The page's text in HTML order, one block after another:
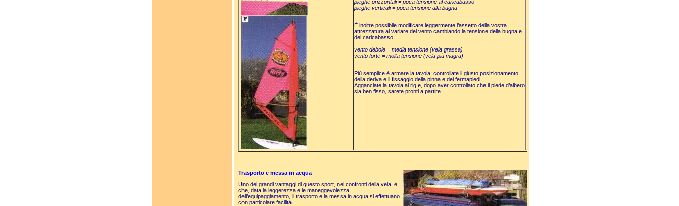
pieghe orizzontali = poca tensione al caricabasso
pieghe verticali = poca tensione alla bugna
È inoltre possibile modificare leggermente l’assetto della vostra
attrezzatura al variare del vento cambiando la tensione della bugna e
del caricabasso:
vento debole = media tensione (vela grassa)
vento forte = molta tensione (vela più magra)
Più semplice è armare la tavola; controllate il giusto posizionamento
della deriva e il fissaggio della pinna e dei fermapiedi.
Agganciate la tavola al rig e, dopo aver controllato che il piede d’albero
sia ben fisso, sarete pronti a partire.
Trasporto e messa in acqua
Uno dei grandi vantaggi di questo sport, nei confronti della vela, è
che, data la leggerezza e le maneggevolezza
dell’equipaggiamento, il trasporto e la messa in acqua si effettuano
con particolare facilità.